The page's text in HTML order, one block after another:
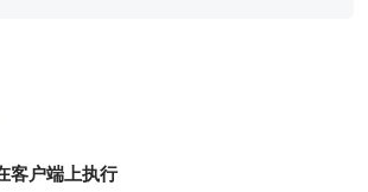
客户端上执行